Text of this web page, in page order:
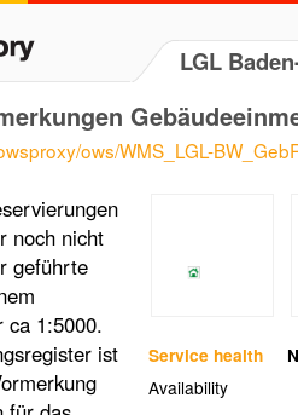
LGL
ows/WMS_LGL-
Service health
Availability
noch nicht
geführte
ca 1:5000.
ist